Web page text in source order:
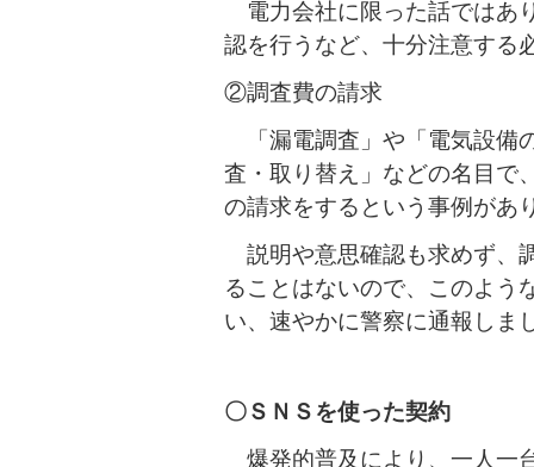
電力会社に限った話ではあ
認を行うなど、十分注意する
②調査費の請求
「漏電調査」や「電気設備
査・取り替え」などの名目で
の請求をするという事例があ
説明や意思確認も求めず、
ることはないので、このよう
い、速やかに警察に通報しま
〇ＳＮＳを使った契約
爆発的普及により、一人一